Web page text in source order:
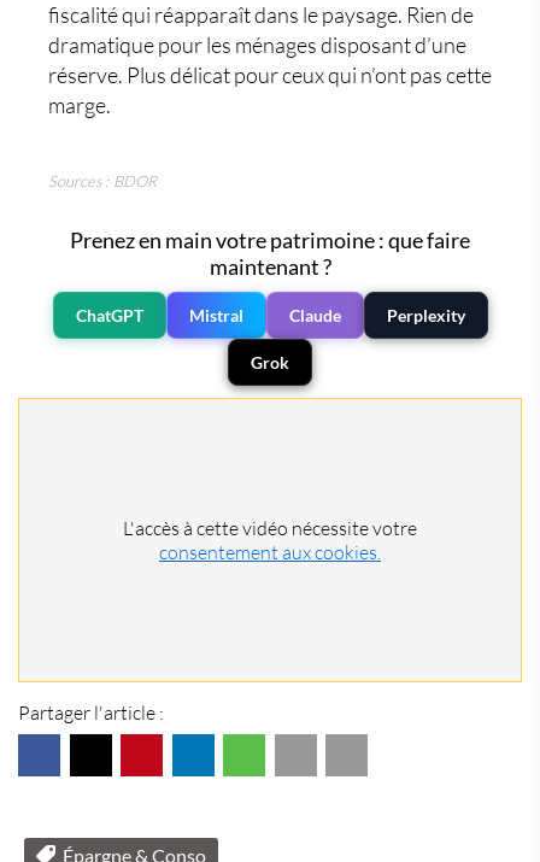
fiscalité qui réapparaît dans le paysage. Rien de
dramatique pour les ménages disposant d’une
réserve. Plus délicat pour ceux qui n’ont pas cette
marge.
Sources : BDOR
Prenez en main votre patrimoine : que faire
maintenant ?
ChatGPT Mistral Claude Perplexity
Grok
L'accès à cette vidéo nécessite votre
consentement aux cookies.
Partager l'article :
Épargne & Conso